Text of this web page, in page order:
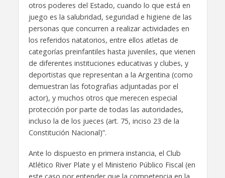
otros poderes del Estado, cuando lo que está en
juego es la salubridad, seguridad e higiene de las
personas que concurren a realizar actividades en
los referidos natatorios, entre ellos atletas de
categorías preinfantiles hasta juveniles, que vienen
de diferentes instituciones educativas y clubes, y
deportistas que representan a la Argentina (como
demuestran las fotografias adjuntadas por el
actor), y muchos otros que merecen especial
protección por parte de todas las autoridades,
incluso la de los jueces (art. 75, inciso 23 de la
Constitución Nacional)”.
Ante lo dispuesto en primera instancia, el Club
Atlético River Plate y el Ministerio Público Fiscal (en